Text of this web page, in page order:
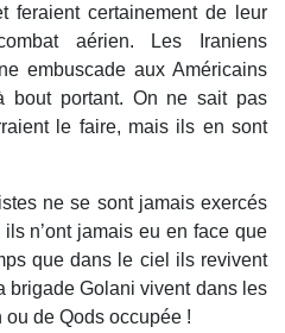
feraient certainement de leur
aérien. Les Iraniens
embuscade aux Américains
bout portant. On ne sait pas
le faire, mais ils en sont
ne se sont jamais exercés
n’ont jamais eu en face que
que dans le ciel ils revivent
brigade Golani vivent dans les
de Qods occupée !